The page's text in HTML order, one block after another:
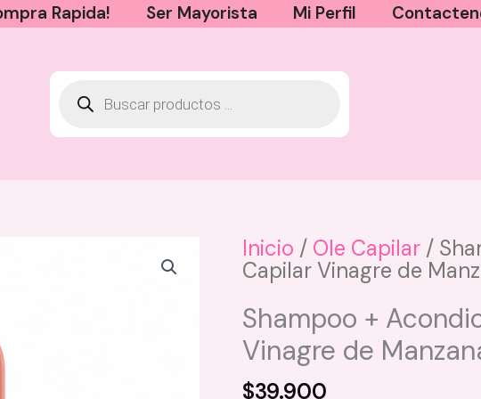
Rapida! Ser Mayorista Mi Perfil
Inicio / Ole Capilar /
Capilar Vinagre de
Shampoo +
Vinagre de
$39.900
Hidratante De Labios Lippie Balm
Kit